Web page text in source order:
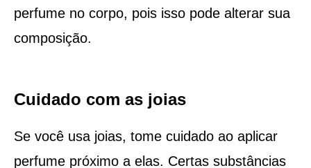
perfume no corpo, pois isso pode alterar sua
composição.
Cuidado com as joias
Se você usa joias, tome cuidado ao aplicar
perfume próximo a elas. Certas substâncias